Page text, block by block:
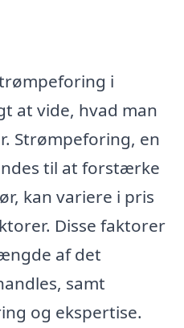
i
at vide, hvad man
Strømpeforing, en
til at forstærke
kan variere i pris
Disse faktorer
af det
samt
og ekspertise.